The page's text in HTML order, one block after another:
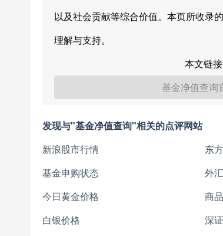
以及社会贡献等综合价值。本页所收录
理解与支持。
本文链接
基金净值查询
发现与"基金净值查询"相关的点评网站
新浪股市行情
东
基金申购状态
外
今日黄金价格
商
白银价格
深